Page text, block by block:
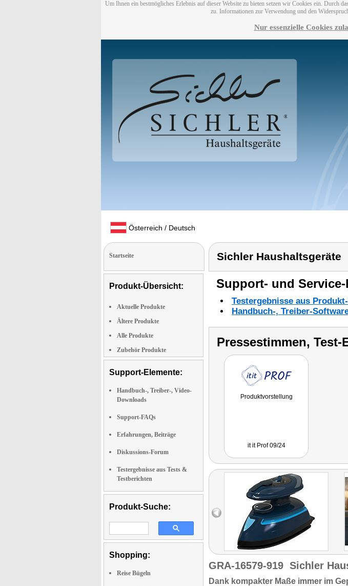
Um Ihnen ein bestmögliches Erlebnis auf dieser Website zu bieten setzen wir Cookies ein. Durch
zu. Informationen zur Verwendung und den
Nur essenzielle Cookies
Österreich / Deutsch
Startseite
Produkt-Übersicht:
Aktuelle Produkte
Ältere Produkte
Alle Produkte
Zubehör Produkte
Support-Elemente:
Handbuch-, Treiber-, Video-
Downloads
Support-FAQs
Erfahrungen, Beiträge
Diskussions-Forum
Testergebnisse aus Tests &
Testberichten
Produkt-Suche:
Shopping:
Reise Bügeln
Sichler Haushaltsgeräte
Support- und Service-
Testergebnisse aus
Handbuch-, Treiber-
Pressestimmen,
Produktvorstellung
it it Prof 09/24
GRA-16579-919 Sichler
Dank kompakter Maße immer im